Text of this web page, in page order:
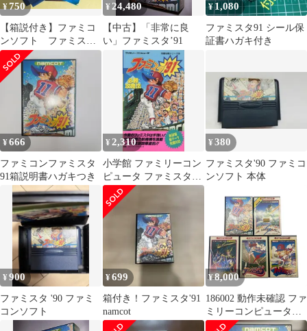
¥750
【箱説付き】ファミコ
ンソフト ファミスタ
90
¥24,480
【中古】「非常に良
い」ファミスタ’91
¥1,080
ファミスタ91 シール保
証書ハガキ付き
¥666
ファミコンファミスタ
91箱説明書ハガキつき
¥ 2,310
小学館 ファミリーコン
ピュータ ファミスタ91
必勝攻略法
¥380
ファミスタ'90 ファミコ
ンソフト 本体
¥900
ファミスタ '90 ファミ
コンソフト
¥699
箱付き！ファミスタ'91
namcot
¥8,000
186002 動作未確認 ファ
ミリーコンピューター
ファミコン ソフト カセ